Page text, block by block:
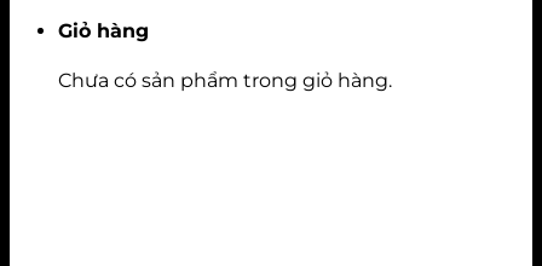
Giỏ hàng
Chưa có sản phẩm trong giỏ hàng.